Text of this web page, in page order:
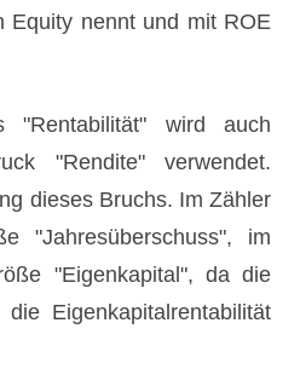
Equity nennt und mit ROE
"Rentabilität" wird auch
"Rendite" verwendet.
dieses Bruchs. Im Zähler
"Jahresüberschuss", im
"Eigenkapital", da die
Eigenkapitalrentabilität